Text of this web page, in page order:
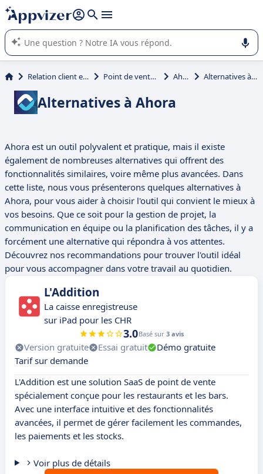
répondre (plusieurs lignes avec
L'IA de Appvizer vous guide dans l'utilisation ou la sélection de
logiciel SaaS en entreprise.
Relation client et vente Point de vente (POS) Ahora Alternatives à Ahora
Alternatives à Ahora
Ahora est un outil polyvalent et pratique, mais il existe
également de nombreuses alternatives qui offrent des
fonctionnalités similaires, voire même plus avancées. Dans
cette liste, nous vous présenterons quelques alternatives à
Ahora, pour vous aider à choisir l'outil qui convient le mieux à
vos besoins. Que ce soit pour la gestion de projet, la
communication en équipe ou la planification des tâches, il y a
forcément une alternative qui répondra à vos attentes.
Découvrez nos recommandations pour trouver l'outil idéal
pour vous accompagner dans votre travail au quotidien.
L'Addition
La caisse enregistreuse
sur iPad pour les CHR
3.0Basé sur 3 avis
Version gratuite Essai gratuit
Démo gratuite
Tarif sur demande
L'Addition est une solution SaaS de point de vente
spécialement conçue pour les restaurants et les bars.
Avec une interface intuitive et des fonctionnalités
avancées, il permet de gérer facilement les commandes,
les paiements et les stocks.
Voir plus de détails